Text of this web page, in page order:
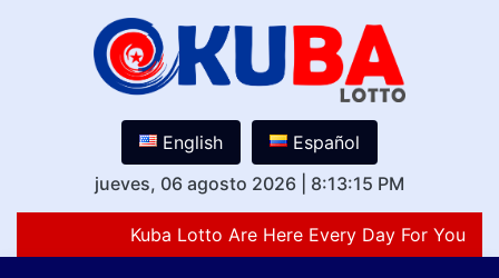
English
Español
jueves, 06 agosto 2026
8:13:15 PM
Kuba Lotto Are Here Every Day For You